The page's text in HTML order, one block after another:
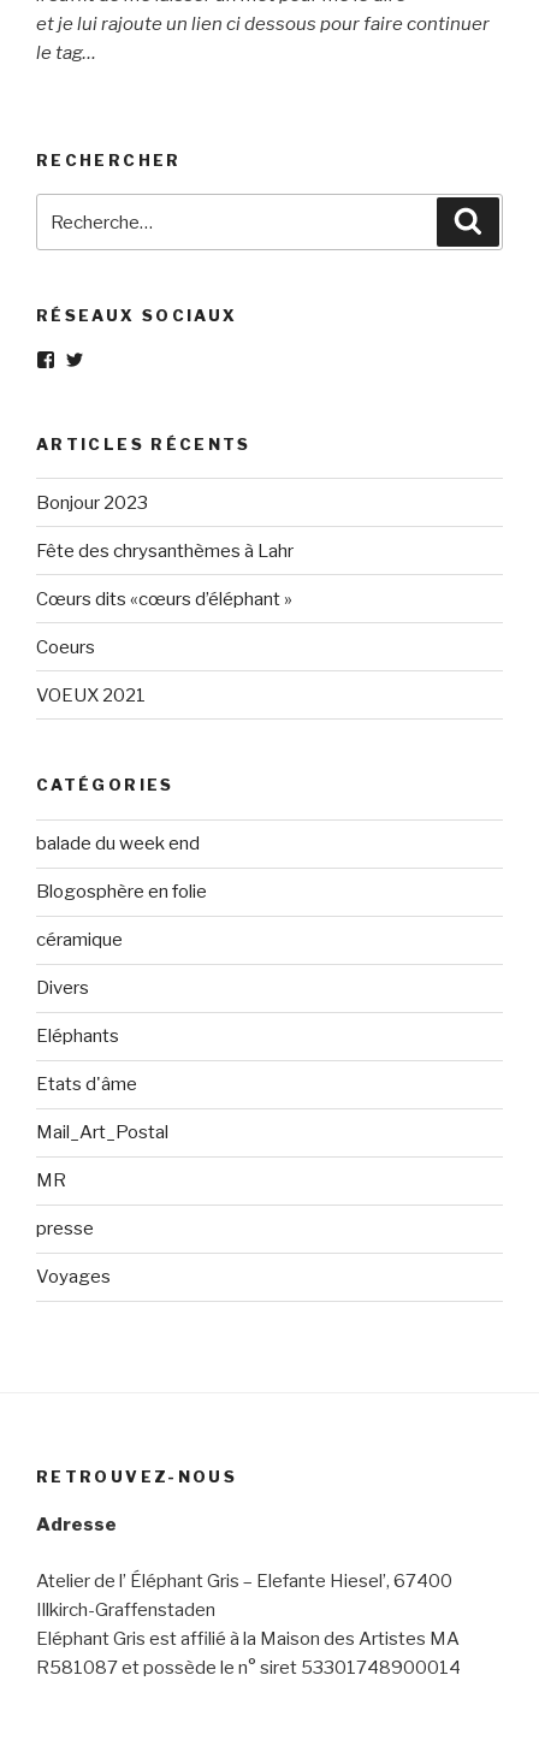
et je lui rajoute un lien ci dessous pour faire continuer
le tag…
RECHERCHER
pour
RÉSEAUX SOCIAUX
Voir
Eléphant-
Gris-
160596147294205
sur
Facebook
Voir
elephantgris
sur
Twitter
ARTICLES RÉCENTS
Bonjour 2023
Fête des chrysanthèmes à Lahr
Cœurs dits «cœurs d’éléphant »
Coeurs
VOEUX 2021
CATÉGORIES
balade du week end
Blogosphère en folie
céramique
Divers
Eléphants
Etats d'âme
Mail_Art_Postal
MR
presse
Voyages
RETROUVEZ-NOUS
Adresse
Atelier de l’ Éléphant Gris – Elefante Hiesel’, 67400
Illkirch-Graffenstaden
Eléphant Gris est affilié à la Maison des Artistes MA
R581087 et possède le n° siret 53301748900014